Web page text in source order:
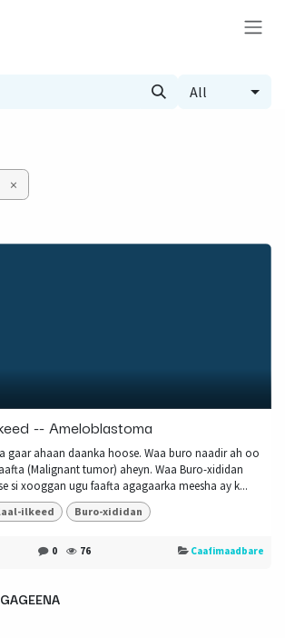
All
×
-- Ameloblastoma
gaar ahaan daanka hoose. Waa buro naadir ah oo
(Malignant tumor) aheyn. Waa Buro-xididan
si xooggan ugu faafta agagaarka meesha ay k...
ilkeed Buro-xididan
0 76 Caafimaadbare